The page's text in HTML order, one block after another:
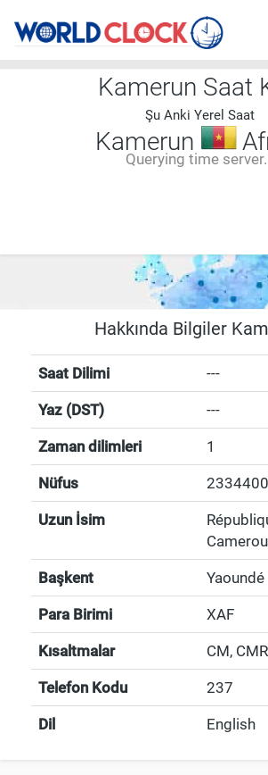
Kamerun Saat
Şu Anki Yerel Saat
Kamerun
Querying time
Hakkında Bilgiler
Saat Dilimi ---
Yaz (DST) ---
Zaman dilimleri 1
Nüfus
Uzun İsim
Başkent Yaoundé
Para Birimi XAF
Kısaltmalar CM, CMR
Telefon Kodu 237
Dil English